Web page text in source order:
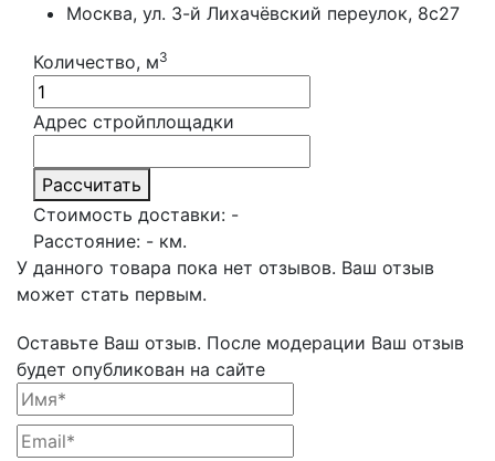
Москва, ул. 3-й Лихачёвский переулок, 8с27
Количество, м3
Адрес стройплощадки
Рассчитать
Стоимость доставки: -
Расстояние: - км.
У данного товара пока нет отзывов. Ваш отзыв
может стать первым.
Оставьте Ваш отзыв. После модерации Ваш отзыв
будет опубликован на сайте